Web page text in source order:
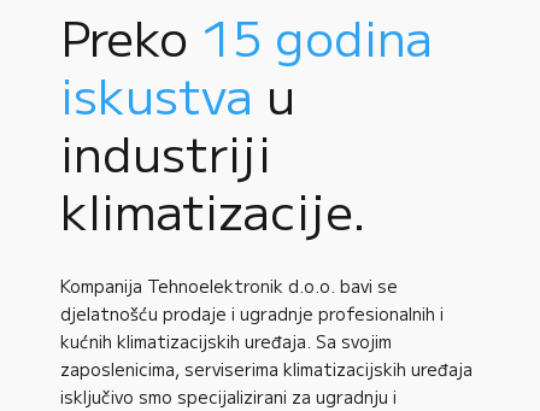
Preko 15 godina
iskustva u
industriji
klimatizacije.
Kompanija Tehnoelektronik d.o.o. bavi se
djelatnošću prodaje i ugradnje profesionalnih i
kućnih klimatizacijskih uređaja. Sa svojim
zaposlenicima, serviserima klimatizacijskih uređaja
isključivo smo specijalizirani za ugradnju i